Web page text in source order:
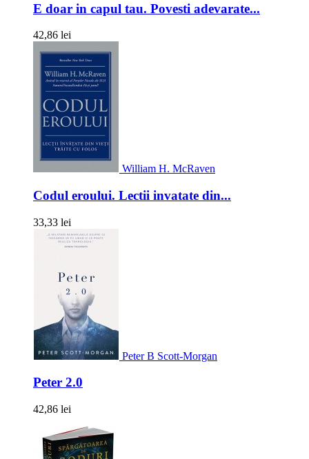
E doar in capul tau. Povesti adevarate...
42,86 lei
William H. McRaven
Codul eroului. Lectii invatate din...
33,33 lei
Peter B Scott-Morgan
Peter 2.0
42,86 lei